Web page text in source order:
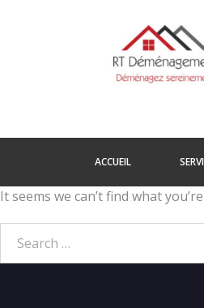
ACCUEIL
It seems we can’t find what